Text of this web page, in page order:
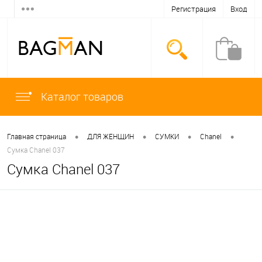
Регистрация Вход
Каталог товаров
Главная страница • ДЛЯ ЖЕНЩИН • СУМКИ • Chanel •
Сумка Chanel 037
Сумка Chanel 037